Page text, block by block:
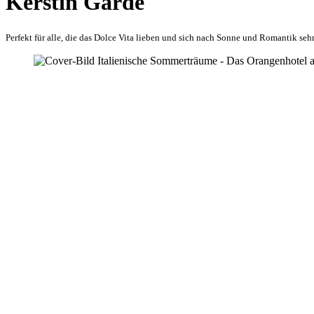
Perfekt für alle, die das Dolce Vita lieben und sich nach Sonne und Romantik